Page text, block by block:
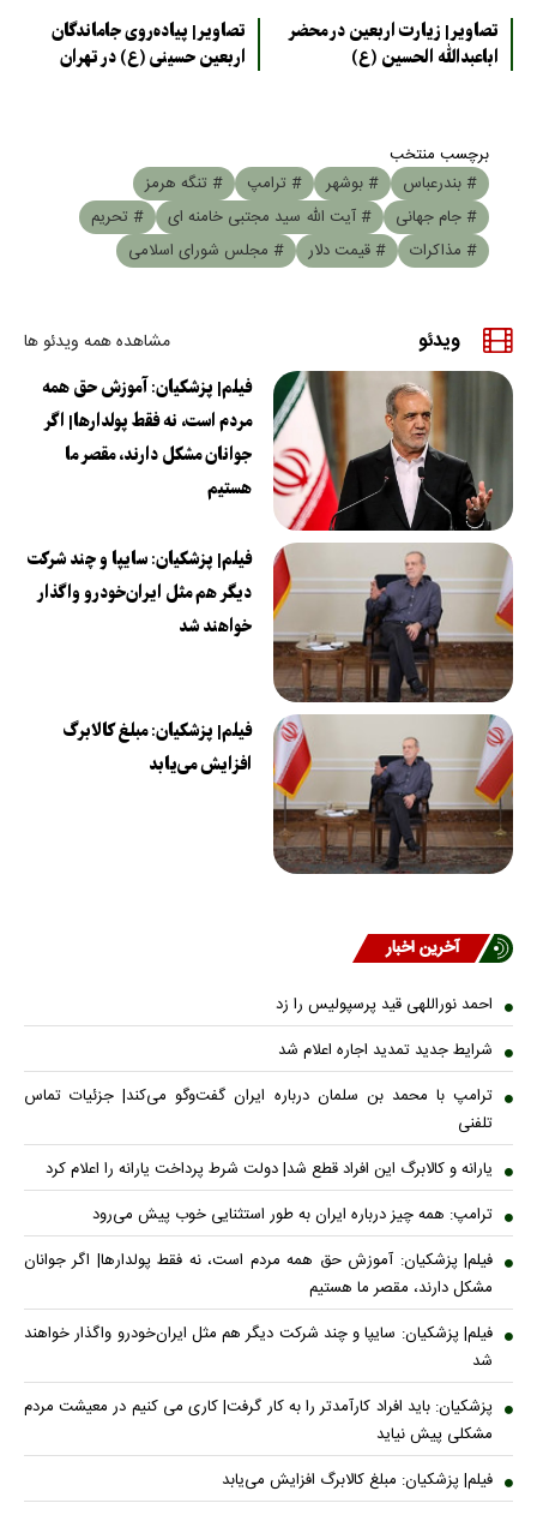
تصاویر| زیارت اربعین در محضر
اباعبدالله الحسین (ع)
تصاویر| پیاده‌روی جاماندگان
اربعین حسینی (ع) در تهران
برچسب منتخب
# بندرعباس
# بوشهر # ترامپ
# تنگه هرمز
# جام جهانی
# آیت الله سید مجتبی خامنه ای
# تحریم
# مذاکرات
# قیمت دلار # مجلس شورای اسلامی
ویدئو مشاهده همه ویدئو ها
فیلم| پزشکیان: آموزش حق همه
مردم است، نه فقط پولدارها| اگر
جوانان مشکل دارند، مقصر ما
هستیم
فیلم| پزشکیان: سایپا و چند شرکت
دیگر هم مثل ایران‌خودرو واگذار
خواهند شد
فیلم| پزشکیان: مبلغ کالابرگ
افزایش می‌یابد
آخرین اخبار
احمد نوراللهی قید پرسپولیس را زد
شرایط جدید تمدید اجاره اعلام شد
ترامپ با محمد بن سلمان درباره ایران گفت‌وگو می‌کند| جزئیات تماس
تلفنی
یارانه و کالابرگ این افراد قطع شد| دولت شرط پرداخت یارانه را اعلام کرد
ترامپ: همه چیز درباره ایران به طور استثنایی خوب پیش می‌رود
فیلم| پزشکیان: آموزش حق همه مردم است، نه فقط پولدارها| اگر جوانان
مشکل دارند، مقصر ما هستیم
فیلم| پزشکیان: سایپا و چند شرکت دیگر هم مثل ایران‌خودرو واگذار خواهند
شد
پزشکیان: باید افراد کارآمدتر را به کار گرفت| کاری می کنیم در معیشت مردم
مشکلی پیش نیاید
فیلم| پزشکیان: مبلغ کالابرگ افزایش می‌یابد